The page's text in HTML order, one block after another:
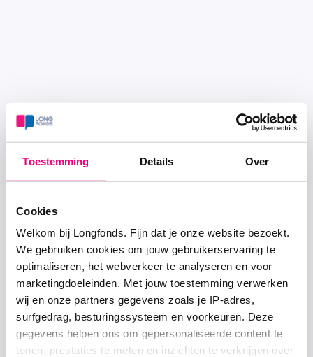
Toestemming Details Over
Cookies
Welkom bij Longfonds. Fijn dat je onze website bezoekt.
We gebruiken cookies om jouw gebruikerservaring te
optimaliseren, het webverkeer te analyseren en voor
marketingdoeleinden. Met jouw toestemming verwerken
wij en onze partners gegevens zoals je IP-adres,
surfgedrag, besturingssysteem en voorkeuren. Deze
gegevens helpen ons om gepersonaliseerde content te
tonen, prestaties te meten en inzichten te verkrijgen over